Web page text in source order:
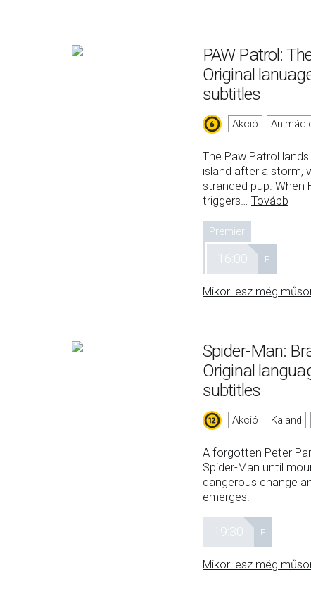
PAW Patrol:
Original
subtitles
Akció
The Paw Patrol
island after a storm,
stranded pup. When
triggers… Tovább
Premier
16:00 E
Mikor lesz még
Spider-Man:
Original
subtitles
Akció Kaland
A forgotten Peter
Spider-Man until
dangerous change
emerges.
19:30 F
Mikor lesz még